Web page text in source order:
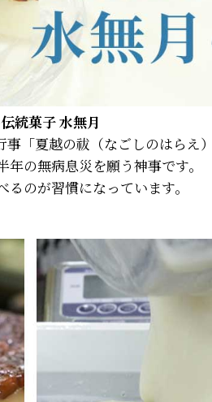
統菓子 水無月
「夏越の祓（なごしのはらえ）
の無病息災を願う神事です。
のが習慣になっています。